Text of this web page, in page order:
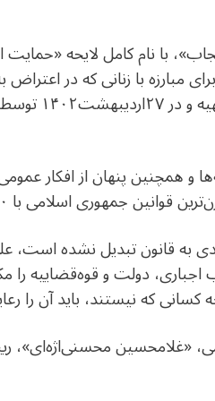
با نام کامل لایحه
مبارزه با زنانی که در
سراسر
همچنین پنهان از افکار
۷۰ ماده سراسر مجازات برای زنان ایران شود.
قانون تبدیل نشده است،
دولت و قوه‌قضاییه را
که نیستند، باید آن را
۸۴ ساله جمهوری اسلامی،